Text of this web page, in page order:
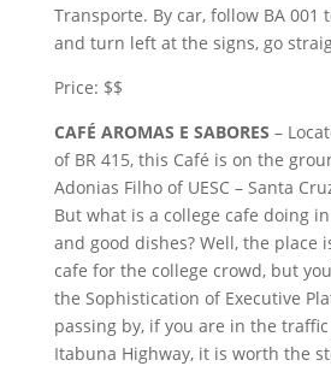
Transporte. By car, follow BA 001
and turn left at the signs, go
Price: $$
CAFÉ AROMAS E SABORES –
of BR 415, this Café is on the
Adonias Filho of UESC – Santa
But what is a college cafe doing
and good dishes? Well, the place
cafe for the college crowd, but
the Sophistication of Executive
passing by, if you are in the
Itabuna Highway, it is worth the